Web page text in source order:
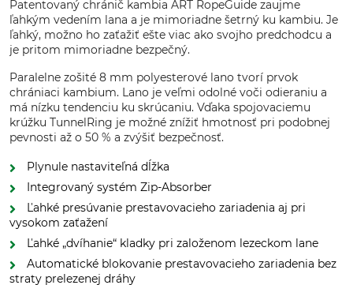
Patentovaný chránič kambia ART RopeGuide zaujme
ľahkým vedením lana a je mimoriadne šetrný ku kambiu. Je
ľahký, možno ho zaťažiť ešte viac ako svojho predchodcu a
je pritom mimoriadne bezpečný.
Paralelne zošité 8 mm polyesterové lano tvorí prvok
chrániaci kambium. Lano je veľmi odolné voči odieraniu a
má nízku tendenciu ku skrúcaniu. Vďaka spojovaciemu
krúžku TunnelRing je možné znížiť hmotnosť pri podobnej
pevnosti až o 50 % a zvýšiť bezpečnosť.
Plynule nastaviteľná dĺžka
Integrovaný systém Zip-Absorber
Ľahké presúvanie prestavovacieho zariadenia aj pri
vysokom zaťažení
Ľahké „dvíhanie“ kladky pri založenom lezeckom lane
Automatické blokovanie prestavovacieho zariadenia bez
straty prelezenej dráhy